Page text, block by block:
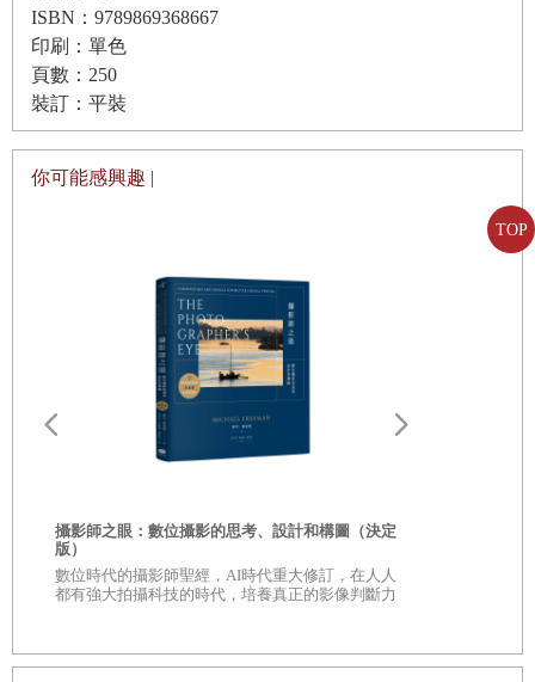
TOP
你人在演奏會現場時，想看哪就看哪。你可以看觀眾、可以
抬頭看天花板上的雕飾，如果不太暗，可以看節目單或偷帶
進場的《體育畫報》，老婆沒注意，還可以看iPhone。簡言
之，有一堆好看的東西等你探索。
看影片時，只能看攝影機拍到的地方。如果攝影機一直拍同
一個東西，或沒拍到<你>想看的地方，就會變得無聊。所以
超級盃轉播才會動用27架攝影機，每隔幾秒，咚，跳到不同
鏡頭。每個鏡頭都聚焦新的訊息，這個抓拍、這個拍持球
者、這個拍後衛從右邊過來、這個拍四分衛傳球，然後切到
外接員在第一次進攻線接到球。每個鏡頭都有重點，不停切
換的鏡頭給你許多資訊，讓你不會無聊。
問目標是誰？他們在做什麼？有不有趣？如果不有趣，停止
並找別的東西拍，不要一直開著攝影機。就算稍後還會剪
輯，這個壞習慣只會浪費時間，讓你得看一堆沒頭沒腦就拍
ISBN：9789869368667
印刷：單色
頁數：250
裝訂：平裝
你可能感興趣 |
攝影師之眼：數位攝影的思考、設計和構圖（決定
版）
數位時代的攝影師聖經，AI時代重大修訂，在人人
都有強大拍攝科技的時代，培養真正的影像判斷力